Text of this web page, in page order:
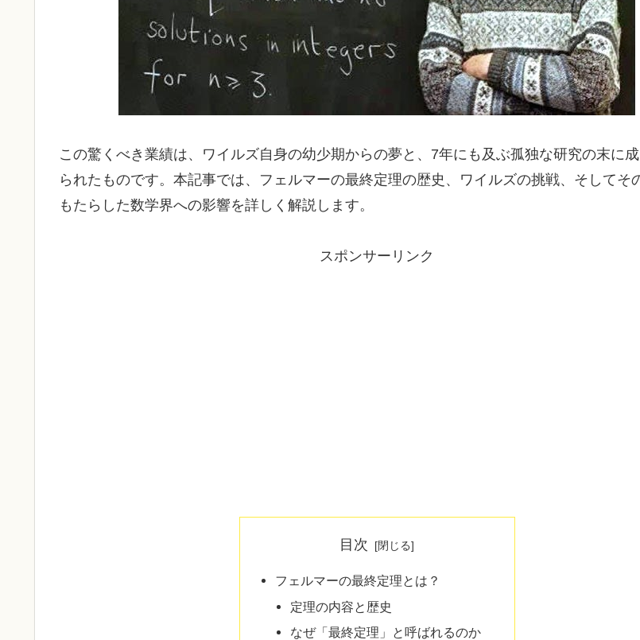
この驚くべき業績は、ワイルズ自身の幼少期からの夢と、7年にも及ぶ孤独な研究の末に
られたものです。本記事では、フェルマーの最終定理の歴史、ワイルズの挑戦、そしてそ
もたらした数学界への影響を詳しく解説します。
スポンサーリンク
目次
フェルマーの最終定理とは？
定理の内容と歴史
なぜ「最終定理」と呼ばれるのか